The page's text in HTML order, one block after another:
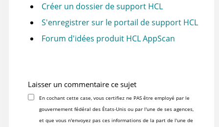
Créer un dossier de support HCL
S'enregistrer sur le portail de support HCL
Forum d'idées produit HCL AppScan
Laisser un commentaire ce sujet
En cochant cette case, vous certifiez ne PAS être employé par le
gouvernement fédéral des États-Unis ou par l'une de ses agences,
et que vous n'envoyez pas ces informations de la part de l'une de